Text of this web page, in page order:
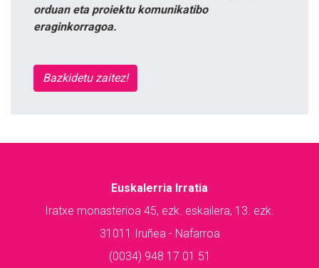
orduan eta proiektu komunikatibo
eraginkorragoa.
Bazkidetu zaitez!
Euskalerria Irratia
Iratxe monasterioa 45, ezk. eskailera, 13. ezk.
31011 Iruñea - Nafarroa
(0034) 948 17 01 51